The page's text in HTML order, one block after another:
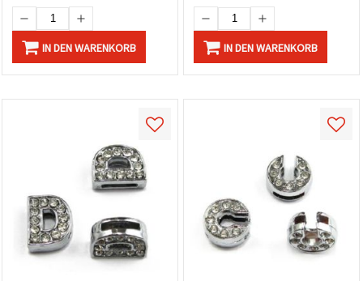
IN DEN WARENKORB IN DEN WARENKORB